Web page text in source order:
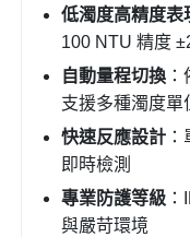
低濁度高精度表
100 NTU 精度
自動量程切換
支援多種濁度單
快速反應設計
即時檢測
專業防護等級
與嚴苛環境